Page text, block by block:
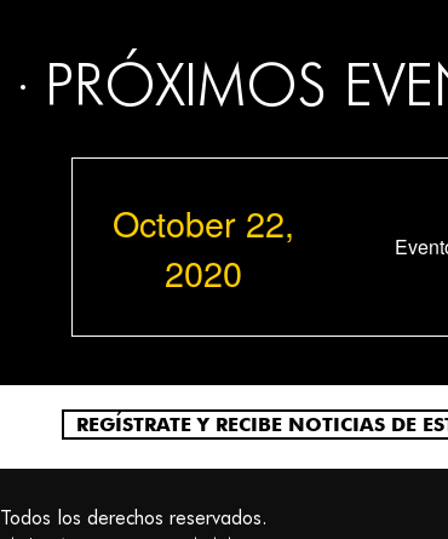
PRÓXIMOS
October 22,
2020
REGÍSTRATE Y RECIBE NOTICIAS DE
los derechos reservados.